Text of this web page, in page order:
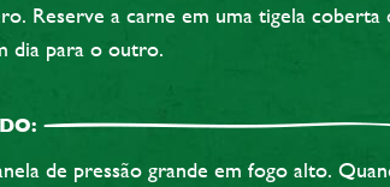
Reserve a carne em uma tigela coberta
dia para o outro.
de pressão grande em fogo alto.